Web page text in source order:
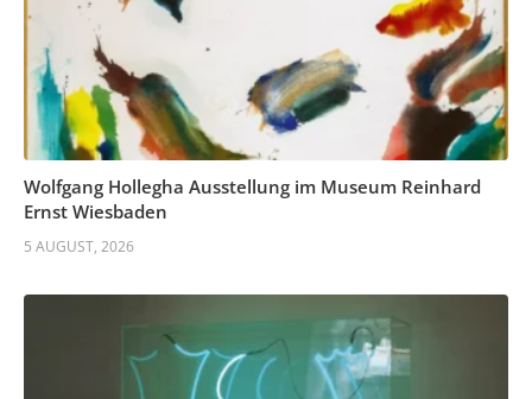
Wolfgang Hollegha Ausstellung im Museum Reinhard
Ernst Wiesbaden
5 AUGUST, 2026